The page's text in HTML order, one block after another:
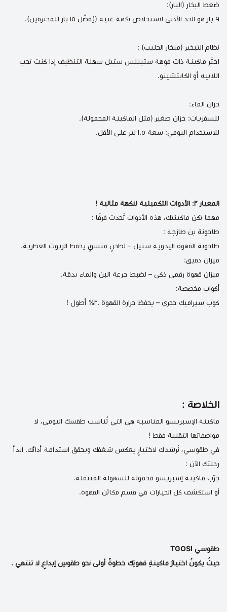
ضغط البخار (البار):
٩ بار هو الحد الأدنى لاستخلاص نكهة غنية (يُفضّل ١٥ بار للمحترفين).
نظام التبخير (مبخار الحليب) :
اختَر ماكينة ذات فوهة ستينلس ستيل سهلة التنظيف إذا كنت تحب
اللاتيه أو الكابتشينو.
خزان الماء:
للسفريات: خزان صغير (مثل الماكينة المحمولة).
للاستخدام اليومي: سعة ١.٥ لتر على الأقل.
المعيار ٣: الأدوات التكميلية لنكهة مثالية !
مهما تكن ماكينتك، هذه الأدوات تُحدث فرقًا :
طاحونة بن طازجة :
طاحونة القهوة اليدوية ستيل – لطحنٍ متسقٍ يحفظ الزيوت العطرية.
ميزان دقيق:
ميزان قهوة رقمي ذكي – لضبط جرعة البن والماء بدقة.
أكواب مخصصة:
كوب سيراميك حجري – يحفظ حرارة القهوة ٣٠% أطول !
الخلاصة :
ماكينة الإسبريسو المناسبة هي التي تُناسب طقسك اليومي، لا
مواصفاتها التقنية فقط !
في طقوسي، نُرشدك لاختيارٍ يعكس شغفك ويحقق استدامة أدائك. ابدأ
رحلتك الآن :
جرّب ماكينة إسبريسو محمولة للسهولة المتنقلة.
أو استكشف كل الخيارات في قسم مكائن القهوة
طقوسي TGOSI
حيثُ يكونُ اختيارُ ماكينةِ قهوتِك خطوةً أولى نحو طقوسِ إبداعٍ لا تنتهي .